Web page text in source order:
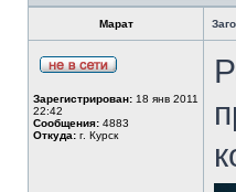
Марат
Зарегистрирован: 18 янв 2011
22:42
Сообщения: 4883
Откуда: г. Курск